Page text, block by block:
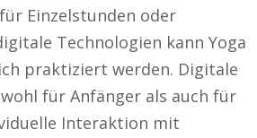
Einzelstunden oder
Technologien kann Yoga
praktiziert werden. Digitale
für Anfänger als auch für
Interaktion mit